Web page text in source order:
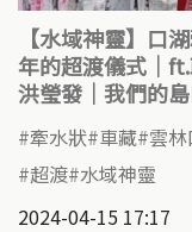
【水域神靈】口
年的超渡儀式｜
洪瑩發｜我們的
牽水狀 車藏 雲
超渡 水域神靈
2024-04-15 17:17